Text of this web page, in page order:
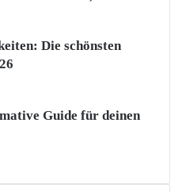
Die schönsten
Guide für deinen